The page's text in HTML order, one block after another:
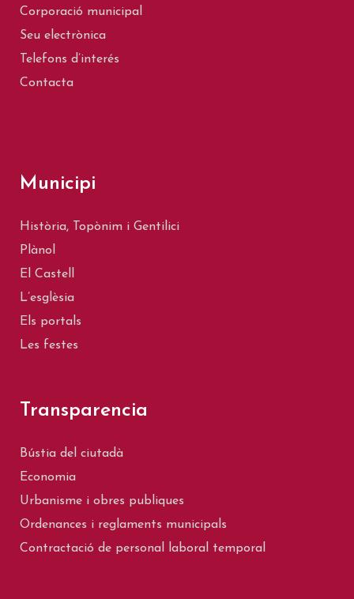
Corporació municipal
Seu electrònica
Telefons d’interés
Contacta
Municipi
Història, Topònim i Gentilici
Plànol
El Castell
L’esglèsia
Els portals
Les festes
Transparencia
Bústia del ciutadà
Economia
Urbanisme i obres publiques
Ordenances i reglaments municipals
Contractació de personal laboral temporal